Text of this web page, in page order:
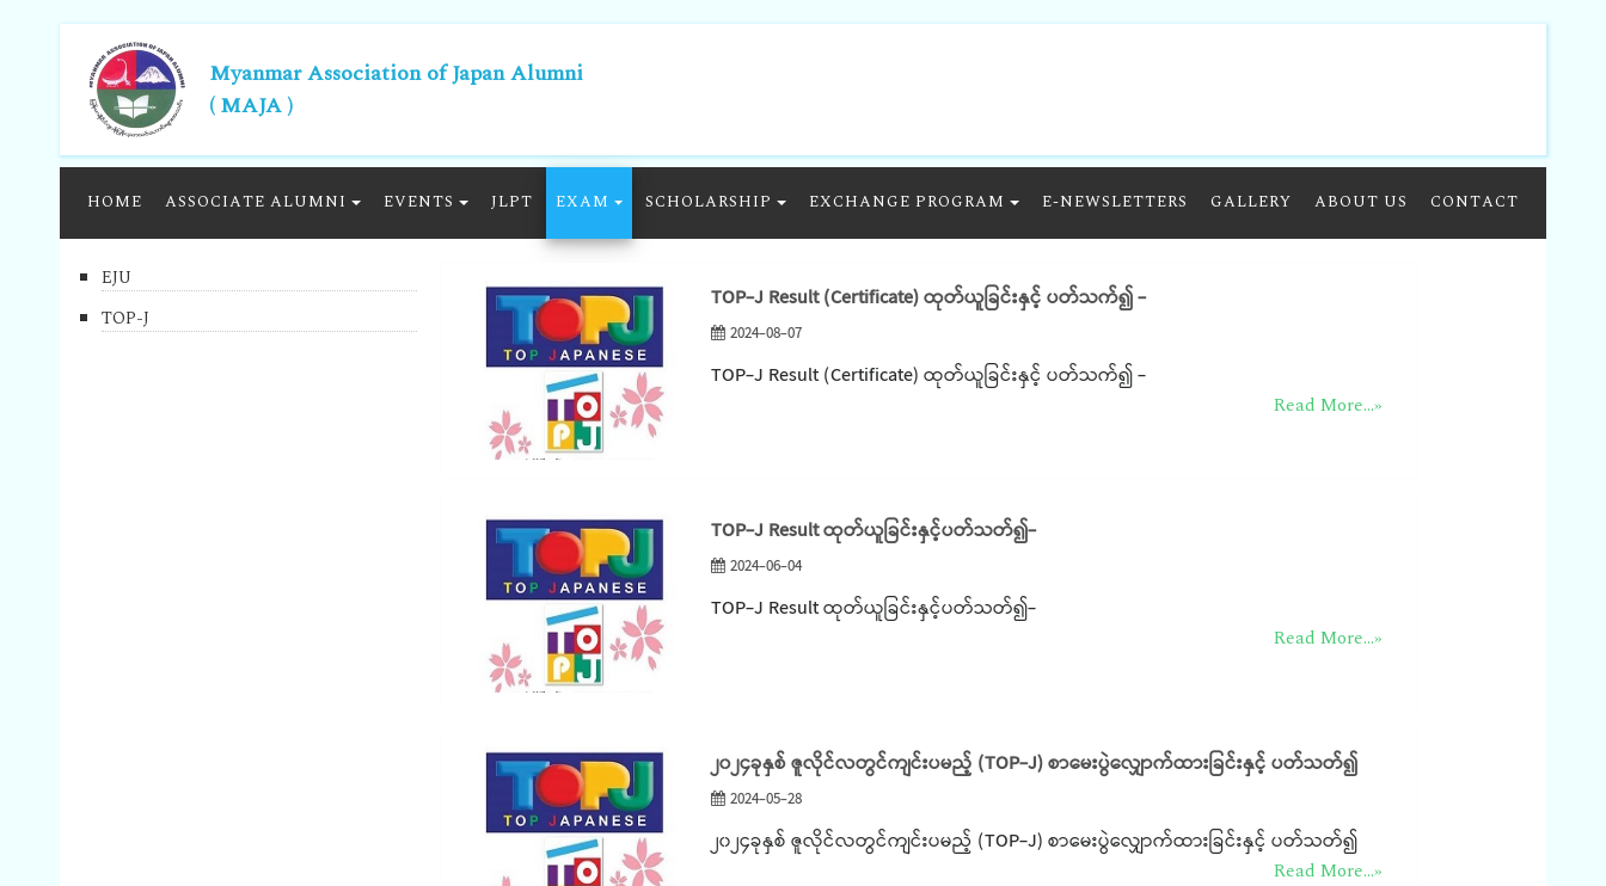
Myanmar Association of Japan Alumni
( MAJA )
HOME ASSOCIATE ALUMNI EVENTS JLPT EXAM SCHOLARSHIP EXCHANGE PROGRAM E-NEWSLETTERS GALLERY ABOUT US CONTACT
EJU
TOP-J
TOP-J Result (Certificate) ထုတ်ယူခြင်းနှင့် ပတ်သက်၍ -
2024-08-07
TOP-J Result (Certificate) ထုတ်ယူခြင်းနှင့် ပတ်သက်၍ -
Read More...»
TOP-J Result ထုတ်ယူခြင်းနှင့်ပတ်သတ်၍-
2024-06-04
TOP-J Result ထုတ်ယူခြင်းနှင့်ပတ်သတ်၍-
Read More...»
၂၀၂၄ခုနှစ် ဇူလိုင်လတွင်ကျင်းပမည့် (TOP-J) စာမေးပွဲလျှောက်ထားခြင်းနှင့် ပတ်သတ်၍
2024-05-28
၂၀၂၄ခုနှစ် ဇူလိုင်လတွင်ကျင်းပမည့် (TOP-J) စာမေးပွဲလျှောက်ထားခြင်းနှင့် ပတ်သတ်၍
Read More...»